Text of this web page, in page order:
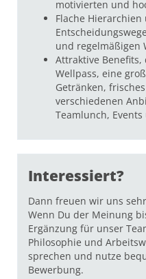
motivierten und
Flache Hierarchien
und regelmäßigen
Attraktive
Wellpass, eine
Getränken,
verschiedenen
Teamlunch,
Interessiert?
Dann freuen wir uns
Wenn Du der Meinung
Ergänzung für unser
Philosophie und
sprechen und nutze
Bewerbung.